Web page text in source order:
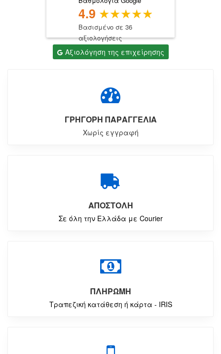
4.9
Βασισμένο σε 36
αξιολογήσεις
Αξιολόγηση της επιχείρησης
ΓΡΗΓΟΡΗ ΠΑΡΑΓΓΕΛΙΑ
Χωρίς εγγραφή
ΑΠΟΣΤΟΛΗ
Σε όλη την Ελλάδα με Courier
ΠΛΗΡΩΜΗ
Τραπεζική κατάθεση ή κάρτα - IRIS